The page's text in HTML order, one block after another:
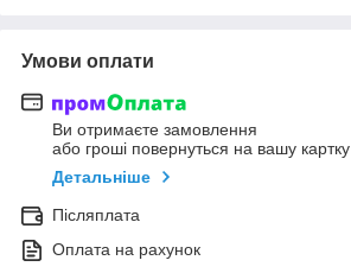
Умови оплати
Ви отримаєте замовлення
або гроші повернуться на вашу картку
Детальніше
Післяплата
Оплата на рахунок